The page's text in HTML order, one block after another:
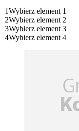
1Wybierz element 1
2Wybierz element 2
3Wybierz element 3
4Wybierz element 4